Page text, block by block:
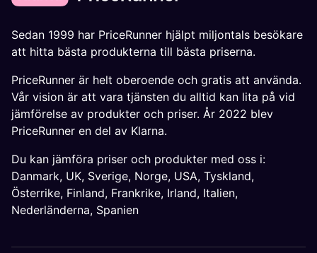
Sedan 1999 har PriceRunner hjälpt miljontals besökare
att hitta bästa produkterna till bästa priserna.
PriceRunner är helt oberoende och gratis att använda.
Vår vision är att vara tjänsten du alltid kan lita på vid
jämförelse av produkter och priser. År 2022 blev
PriceRunner en del av Klarna.
Du kan jämföra priser och produkter med oss i:
Danmark, UK, Sverige, Norge, USA, Tyskland,
Österrike, Finland, Frankrike, Irland, Italien,
Nederländerna, Spanien